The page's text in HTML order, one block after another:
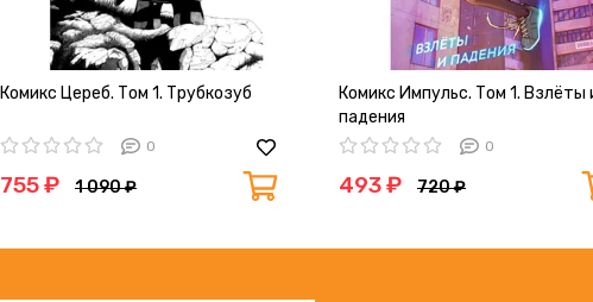
Комикс Цереб. Том 1. Трубкозуб
0
755 ₽ 1 090 ₽
Комикс Импульс. Том 1. Взлёты
падения
0
493 ₽ 720 ₽